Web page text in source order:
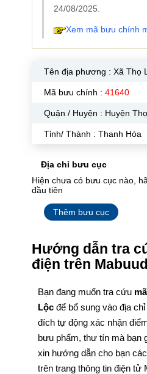
24/08/2025.
Xem mã bưu chính
Tên địa phương : Xã Thọ
Mã bưu chính : 41640
Quận / Huyện : Huyện
Tỉnh/ Thành : Thanh Hóa
Địa chỉ bưu cục
Hiện chưa có bưu cục nào,
đầu tiên
Thêm bưu cục
Hướng dẫn tra
điện trên
Bạn đang muốn tra cứu
Lộc để bổ sung vào địa
đích tự động xác nhận
bưu phẩm, thư tín mà bạn
xin hướng dẫn cho bạn
trên trang thông tin điện tử